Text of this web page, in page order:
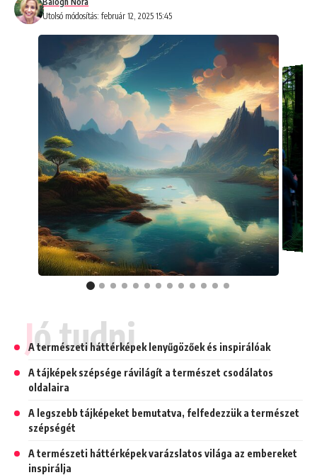
Utolsó módosítás: február 12, 2025 15:45
Jó tudni
A természeti háttérképek lenyűgözőek és inspirálóak
A tájképek szépsége rávilágít a természet csodálatos
oldalaira
A legszebb tájképeket bemutatva, felfedezzük a természet
szépségét
A természeti háttérképek varázslatos világa az embereket
inspirálja